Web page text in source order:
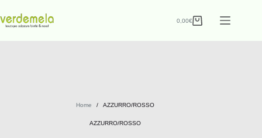
0,00€
Home / AZZURRO/ROSSO
AZZURRO/ROSSO